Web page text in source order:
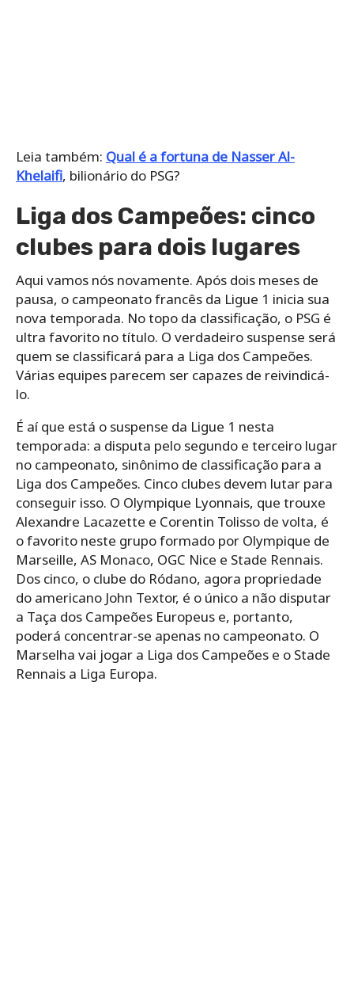
Leia também: Qual é a fortuna de Nasser Al-
Khelaifi, bilionário do PSG?
Liga dos Campeões: cinco
clubes para dois lugares
Aqui vamos nós novamente. Após dois meses de
pausa, o campeonato francês da Ligue 1 inicia sua
nova temporada. No topo da classificação, o PSG é
ultra favorito no título. O verdadeiro suspense será
quem se classificará para a Liga dos Campeões.
Várias equipes parecem ser capazes de reivindicá-
lo.
É aí que está o suspense da Ligue 1 nesta
temporada: a disputa pelo segundo e terceiro lugar
no campeonato, sinônimo de classificação para a
Liga dos Campeões. Cinco clubes devem lutar para
conseguir isso. O Olympique Lyonnais, que trouxe
Alexandre Lacazette e Corentin Tolisso de volta, é
o favorito neste grupo formado por Olympique de
Marseille, AS Monaco, OGC Nice e Stade Rennais.
Dos cinco, o clube do Ródano, agora propriedade
do americano John Textor, é o único a não disputar
a Taça dos Campeões Europeus e, portanto,
poderá concentrar-se apenas no campeonato. O
Marselha vai jogar a Liga dos Campeões e o Stade
Rennais a Liga Europa.